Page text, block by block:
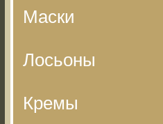
Маски
Лосьоны
Кремы